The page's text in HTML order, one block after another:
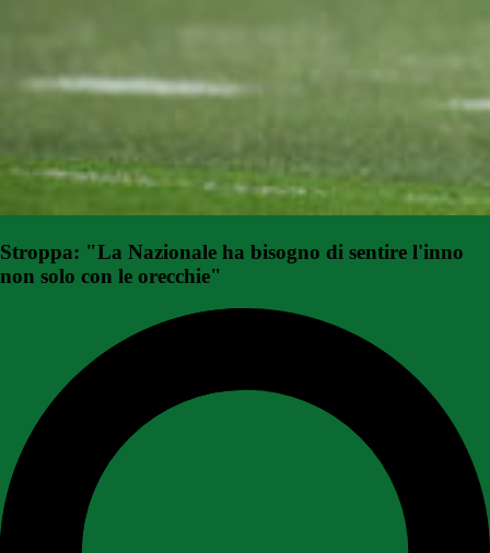
Stroppa: "La Nazionale ha bisogno di sentire l'inno
non solo con le orecchie"